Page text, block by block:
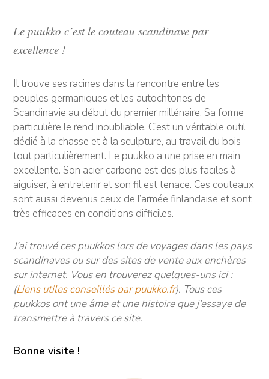
Le puukko c’est le couteau scandinave par
excellence !
Il trouve ses racines dans la rencontre entre les
peuples germaniques et les autochtones de
Scandinavie au début du premier millénaire. Sa forme
particulière le rend inoubliable. C’est un véritable outil
dédié à la chasse et à la sculpture, au travail du bois
tout particulièrement. Le puukko a une prise en main
excellente. Son acier carbone est des plus faciles à
aiguiser, à entretenir et son fil est tenace. Ces couteaux
sont aussi devenus ceux de l’armée finlandaise et sont
très efficaces en conditions difficiles.
J’ai trouvé ces puukkos lors de voyages dans les pays
scandinaves ou sur des sites de vente aux enchères
sur internet. Vous en trouverez quelques-uns ici :
(Liens utiles conseillés par puukko.fr). Tous ces
puukkos ont une âme et une histoire que j’essaye de
transmettre à travers ce site.
Bonne visite !